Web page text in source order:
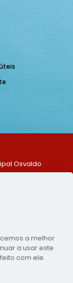
Osvaldo
128
da
- PE
a melhor
a usar este
com ele.